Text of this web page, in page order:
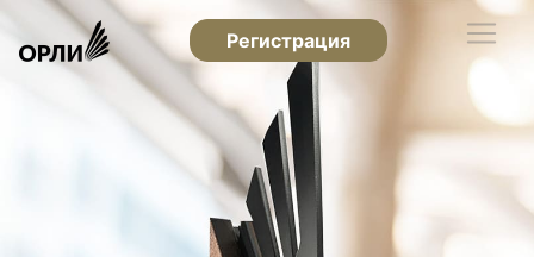
Регистрация